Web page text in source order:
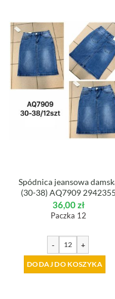
Spódnica jeansowa
(30-38) AQ7909 2942355
36,00zł
Paczka 12
- +
DODAJ DO KOSZYKA